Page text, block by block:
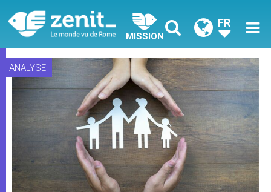
MISSION
FR
ANALYSE